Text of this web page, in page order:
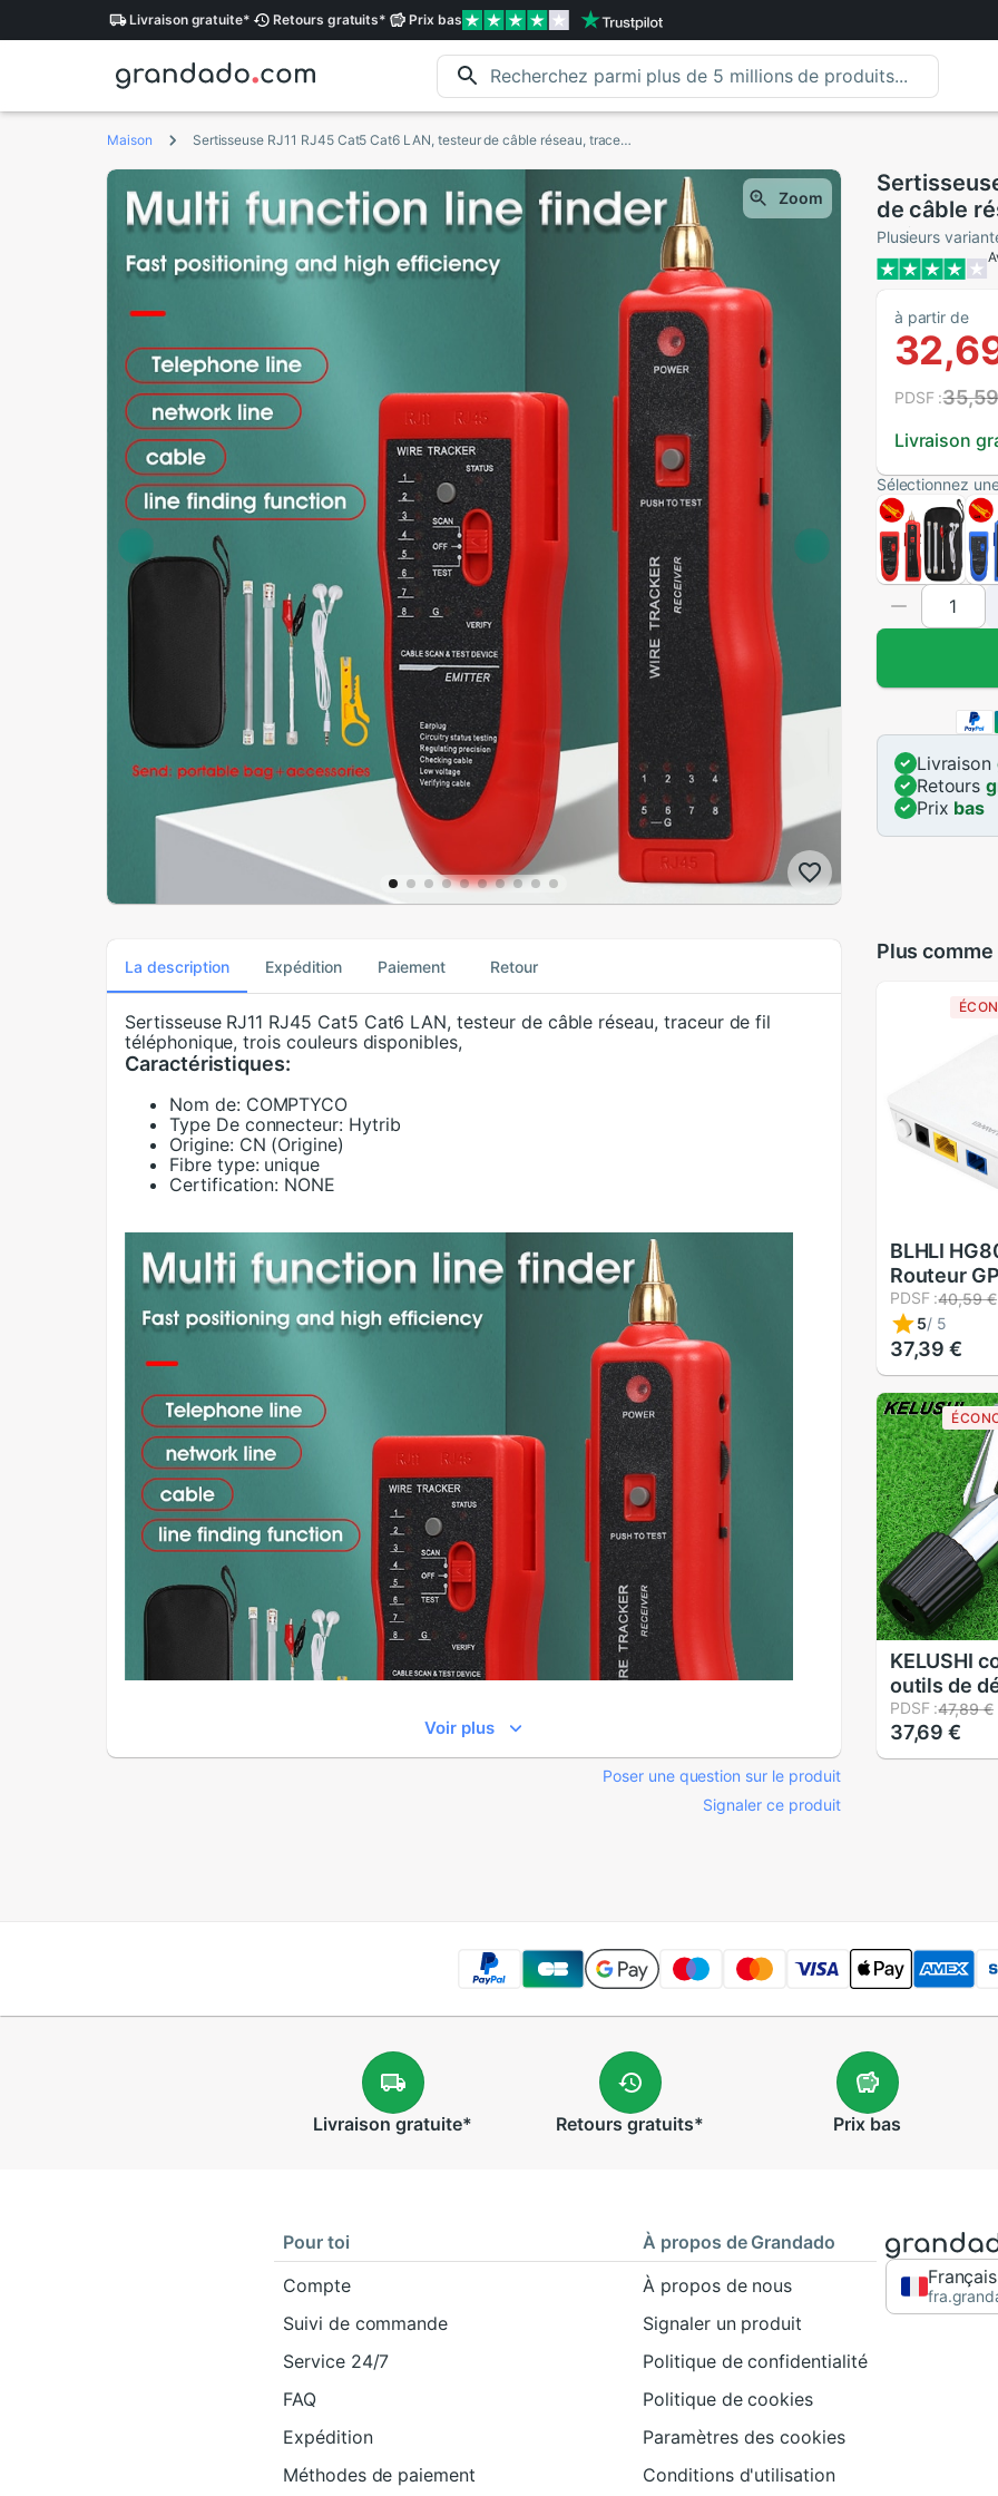
Livraison gratuite* Retours gratuits* Prix bas
Maison Sertisseuse RJ11 RJ45 Cat5 Cat6 LAN, testeur de câble réseau, traceur de fil téléphonique, trois couleurs disponibles,
Zoom
de câble
trois
Plusieurs
à partir de
Livraison
PDSF :
Sélectionnez
Livraison
Retours
Prix bas
La description Expédition Paiement Retour
Sertisseuse RJ11 RJ45 Cat5 Cat6 LAN, testeur de câble réseau, traceur de fil
téléphonique, trois couleurs disponibles,
Caractéristiques:
Nom de: COMPTYCO
Type De connecteur: Hytrib
Origine: CN (Origine)
Fibre type: unique
Certification: NONE
Voir plus
Poser une question sur le produit
Signaler ce produit
Plus comme
BLHLI
Routeur
ONT -
SC/UPC
Fibre
PDSF :40,59 €
5/ 5
37,39 €
KELUSHI
outils de
optique à
couteau à
latéral
PDSF :47,89 €
37,69 €
Livraison gratuite* Retoursgratuits* Prix bas
Pour toi
Compte
Suivi de commande
Service 24/7
FAQ
Expédition
Méthodes de paiement
À propos de Grandado
À propos de nous
Signaler un produit
Politique de confidentialité
Politique de cookies
Paramètres des cookies
Conditions d'utilisation
Français